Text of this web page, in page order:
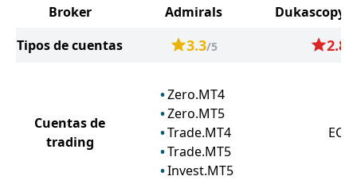
Broker Admirals
Dukascopy
Tipos de cuentas
3.3/5 2.8
Cuentas de
trading
Zero.MT4
Zero.MT5
Trade.MT4
Trade.MT5
Invest.MT5
ECN